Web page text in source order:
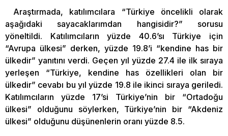
Araştırmada, katılımcılara “Türkiye öncelikli olarak
aşağıdaki sayacaklarımdan hangisidir?” sorusu
yöneltildi. Katılımcıların yüzde 40.6’sı Türkiye için
“Avrupa ülkesi” derken, yüzde 19.8’i “kendine has bir
ülkedir” yanıtını verdi. Geçen yıl yüzde 27.4 ile ilk sıraya
yerleşen “Türkiye, kendine has özellikleri olan bir
ülkedir” cevabı bu yıl yüzde 19.8 ile ikinci sıraya geriledi.
Katılımcıların yüzde 17’si Türkiye’nin bir “Ortadoğu
ülkesi” olduğunu söylerken, Türkiye’nin bir “Akdeniz
ülkesi” olduğunu düşünenlerin oranı yüzde 8.5.